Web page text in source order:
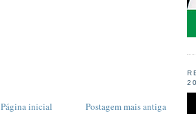
Postagem mais antiga
Página inicial